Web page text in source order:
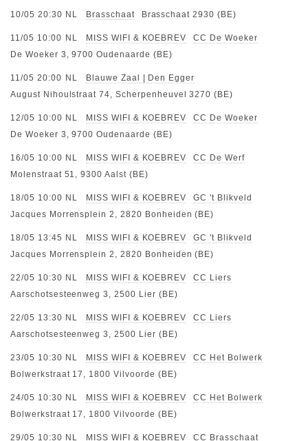
10/05 20:30 NL Brasschaat Brasschaat 2930 (BE)
11/05 10:00 NL MISS WIFI & KOEBREV
CC De Woeker
De Woeker 3, 9700 Oudenaarde (BE)
11/05 20:00 NL
Blauwe Zaal | Den Egger
August Nihoulstraat 74, Scherpenheuvel 3270 (BE)
12/05 10:00 NL MISS WIFI & KOEBREV
CC De Woeker
De Woeker 3, 9700 Oudenaarde (BE)
16/05 10:00 NL MISS WIFI & KOEBREV
CC De Werf
Molenstraat 51, 9300 Aalst (BE)
18/05 10:00 NL MISS WIFI & KOEBREV
GC 't Blikveld
Jacques Morrensplein 2, 2820 Bonheiden (BE)
18/05 13:45 NL MISS WIFI & KOEBREV
GC 't Blikveld
Jacques Morrensplein 2, 2820 Bonheiden (BE)
22/05 10:30 NL MISS WIFI & KOEBREV
CC Liers
Aarschotsesteenweg 3, 2500 Lier (BE)
22/05 13:30 NL MISS WIFI & KOEBREV
CC Liers
Aarschotsesteenweg 3, 2500 Lier (BE)
23/05 10:30 NL MISS WIFI & KOEBREV
CC Het Bolwerk
Bolwerkstraat 17, 1800 Vilvoorde (BE)
24/05 10:30 NL MISS WIFI & KOEBREV
CC Het Bolwerk
Bolwerkstraat 17, 1800 Vilvoorde (BE)
29/05 10:30 NL MISS WIFI & KOEBREV CC Brasschaat